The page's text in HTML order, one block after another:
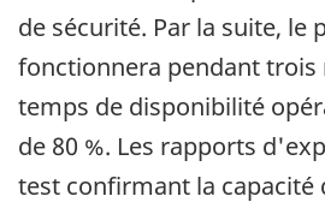
de sécurité. Par la suite, le
fonctionnera pendant trois
temps de disponibilité
de 80 %. Les rapports
test confirmant la capacité